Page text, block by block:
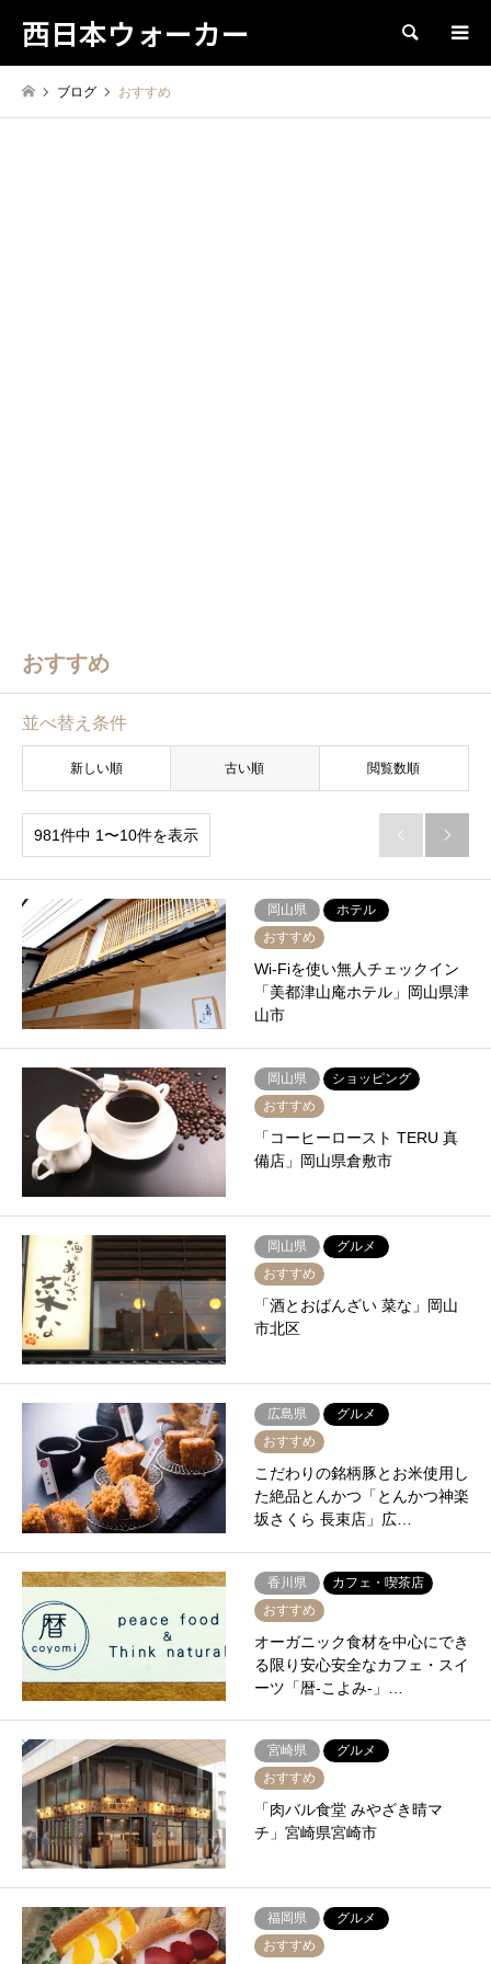
西日本ウォーカー 検索
ブログ おすすめ
おすすめ
並べ替え条件
新しい順 古い順 閲覧数順
981件中 1〜10件を表示  
岡山県
ホテル
おすすめ
Wi-Fiを使い無人チェックイン
「美都津山庵ホテル」岡山県津
山市
岡山県
ショッピング
おすすめ
「コーヒーロースト TERU 真
備店」岡山県倉敷市
岡山県
グルメ
おすすめ
「酒とおばんざい 菜な」岡山
市北区
広島県
グルメ
おすすめ
こだわりの銘柄豚とお米使用し
た絶品とんかつ「とんかつ神楽
坂さくら 長束店」広…
香川県
カフェ・喫茶店
おすすめ
オーガニック食材を中心にでき
る限り安心安全なカフェ・スイ
ーツ「暦-こよみ-」…
宮崎県
グルメ
おすすめ
「肉バル食堂 みやざき晴マ
チ」宮崎県宮崎市
福岡県
グルメ
おすすめ